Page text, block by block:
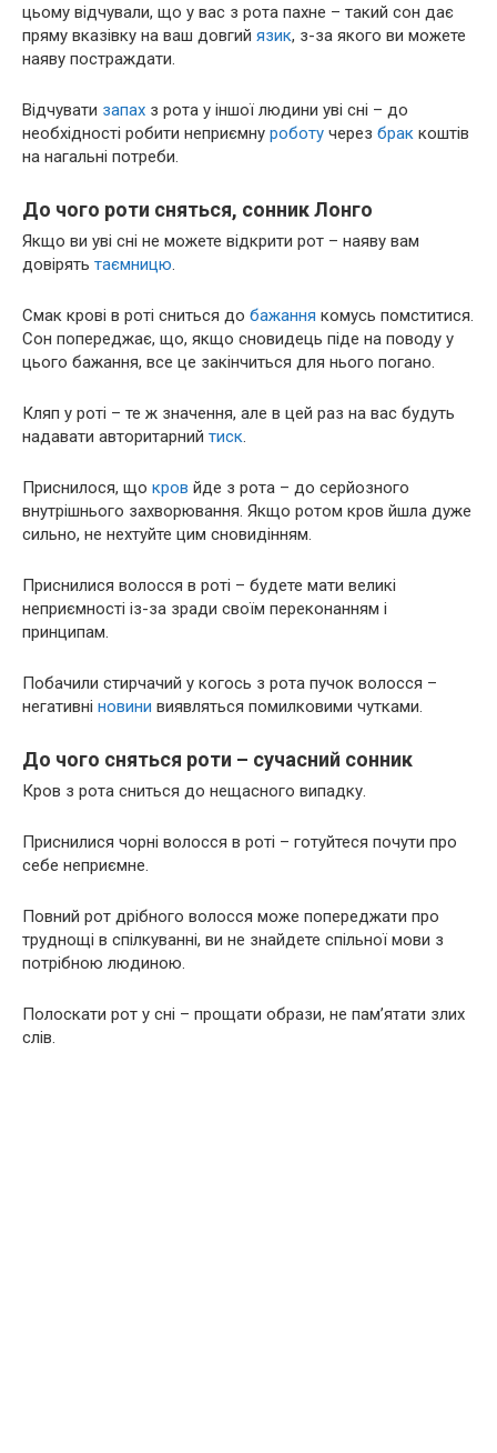
цьому відчували, що у вас з рота пахне – такий сон дає
пряму вказівку на ваш довгий язик, з-за якого ви можете
наяву постраждати.
Відчувати запах з рота у іншої людини уві сні – до
необхідності робити неприємну роботу через брак коштів
на нагальні потреби.
До чого роти сняться, сонник Лонго
Якщо ви уві сні не можете відкрити рот – наяву вам
довірять таємницю.
Смак крові в роті сниться до бажання комусь помститися.
Сон попереджає, що, якщо сновидець піде на поводу у
цього бажання, все це закінчиться для нього погано.
Кляп у роті – те ж значення, але в цей раз на вас будуть
надавати авторитарний тиск.
Приснилося, що кров йде з рота – до серйозного
внутрішнього захворювання. Якщо ротом кров йшла дуже
сильно, не нехтуйте цим сновидінням.
Приснилися волосся в роті – будете мати великі
неприємності із-за зради своїм переконанням і
принципам.
Побачили стирчачий у когось з рота пучок волосся –
негативні новини виявляться помилковими чутками.
До чого сняться роти – сучасний сонник
Кров з рота сниться до нещасного випадку.
Приснилися чорні волосся в роті – готуйтеся почути про
себе неприємне.
Повний рот дрібного волосся може попереджати про
труднощі в спілкуванні, ви не знайдете спільної мови з
потрібною людиною.
Полоскати рот у сні – прощати образи, не пам’ятати злих
слів.